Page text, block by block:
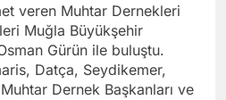
veren Muhtar Dernekleri
Muğla Büyükşehir
Gürün ile buluştu.
Datça, Seydikemer,
Dernek Başkanları ve